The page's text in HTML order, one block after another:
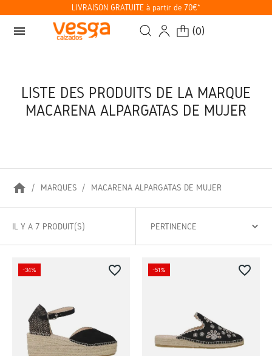
LIVRAISON GRATUITE à partir de 70€*
menu (0)
LISTE DES PRODUITS DE LA MARQUE
MACARENA ALPARGATAS DE MUJER
home MARQUES MACARENA ALPARGATAS DE MUJER
IL Y A 7 PRODUIT(S)
-34% favorite_border -51% favorite_border